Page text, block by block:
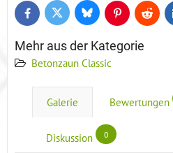
FacebookTwitter BlueskyPinterestReddit
Mehr aus der Kategorie
Betonzaun Classic
Galerie Bewertungen
Diskussion 0